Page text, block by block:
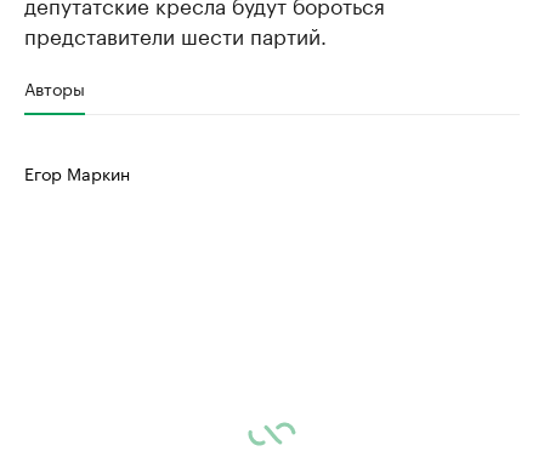
представители шести партий.
Авторы
Егор Маркин